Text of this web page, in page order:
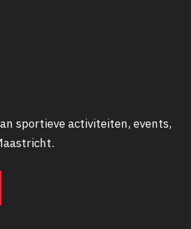
sportieve activiteiten, events,